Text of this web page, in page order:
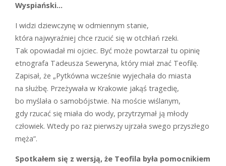
Wyspiański…
I widzi dziewczynę w odmiennym stanie,
która najwyraźniej chce rzucić się w otchłań rzeki.
Tak opowiadał mi ojciec. Być może powtarzał tu opinię
etnografa Tadeusza Seweryna, który miał znać Teofilę.
Zapisał, że „Pytkówna wcześnie wyjechała do miasta
na służbę. Przeżywała w Krakowie jakąś tragedię,
bo myślała o samobójstwie. Na moście wiślanym,
gdy rzucać się miała do wody, przytrzymał ją młody
człowiek. Wtedy po raz pierwszy ujrzała swego przyszłego
męża”.
Spotkałem się z wersją, że Teofila była pomocnikiem